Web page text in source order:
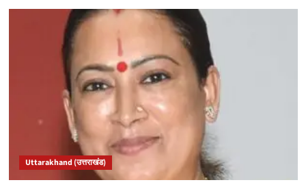
Uttarakhand (उत्तराखंड)